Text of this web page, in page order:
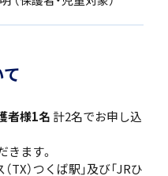
者様1名 計2名でお申し込
きます。
TX）つくば駅」及び「JRひ